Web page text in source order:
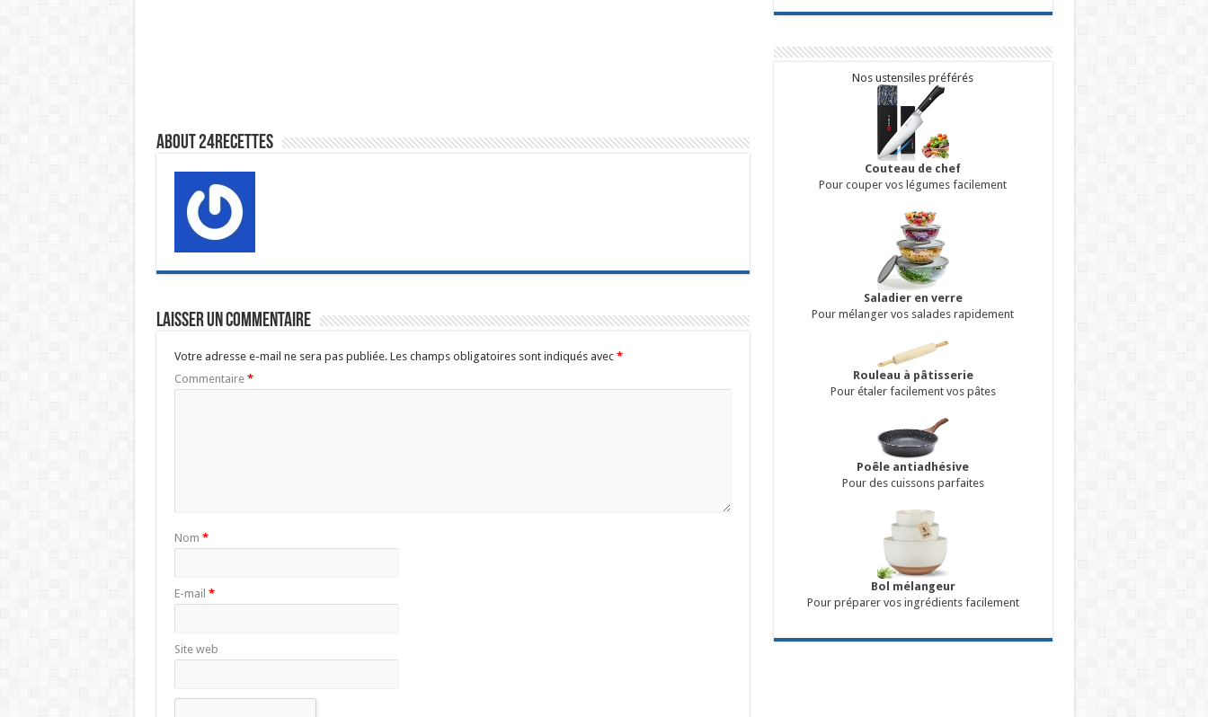
About 24recettes
Laisser un commentaire
Votre adresse e-mail ne sera pas publiée. Les champs obligatoires sont indiqués avec *
Commentaire *
Nom *
E-mail *
Site web
Nos ustensiles préférés
Couteau de chef
Pour couper vos légumes facilement
Saladier en verre
Pour mélanger vos salades rapidement
Rouleau à pâtisserie
Pour étaler facilement vos pâtes
Poêle antiadhésive
Pour des cuissons parfaites
Bol mélangeur
Pour préparer vos ingrédients facilement